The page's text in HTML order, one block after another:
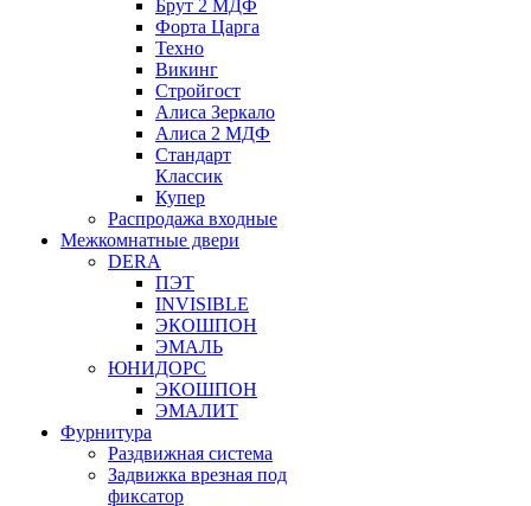
Брут 2 МДФ
Форта Царга
Техно
Викинг
Стройгост
Алиса Зеркало
Алиса 2 МДФ
Стандарт
Классик
Купер
Распродажа входные
Межкомнатные двери
DERA
ПЭТ
INVISIBLE
ЭКОШПОН
ЭМАЛЬ
ЮНИДОРС
ЭКОШПОН
ЭМАЛИТ
Фурнитура
Раздвижная система
Задвижка врезная под
фиксатор